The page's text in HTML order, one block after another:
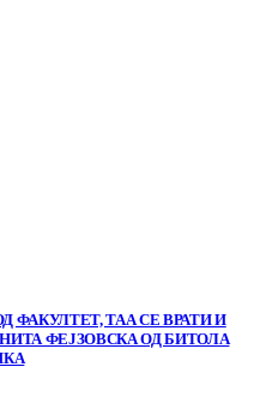
ФАКУЛТЕТ, ТАА СЕ ВРАТИ И
ФЕЈЗОВСКА ОД БИТОЛА